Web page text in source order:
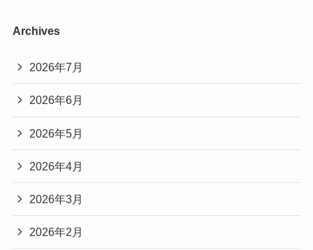
Archives
2026年7月
2026年6月
2026年5月
2026年4月
2026年3月
2026年2月